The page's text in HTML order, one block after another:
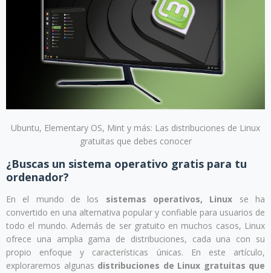
Ubuntu, Elementary OS, Mint y más: Las distribuciones de Linux
gratuitas que debes conocer
¿Buscas un sistema operativo gratis para tu
ordenador?
En el mundo de los sistemas operativos, Linux se ha
convertido en una alternativa popular y confiable para usuarios de
todo el mundo. Además de ser gratuito en muchos casos, Linux
ofrece una amplia gama de distribuciones, cada una con su
propio enfoque y características únicas. En este artículo,
exploraremos algunas distribuciones de Linux gratuitas que